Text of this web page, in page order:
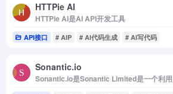
HTTPie AI
HTTPie AI是AI API开发工具
API接口 # AIP # AI代码生成 # AI写代码
Sonantic.io